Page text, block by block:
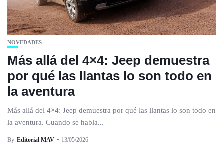
NOVEDADES
Más allá del 4×4: Jeep demuestra
por qué las llantas lo son todo en
la aventura
Más allá del 4×4: Jeep demuestra por qué las llantas lo son todo en
la aventura. Cuando se habla...
By Editorial MAV 13/05/2026